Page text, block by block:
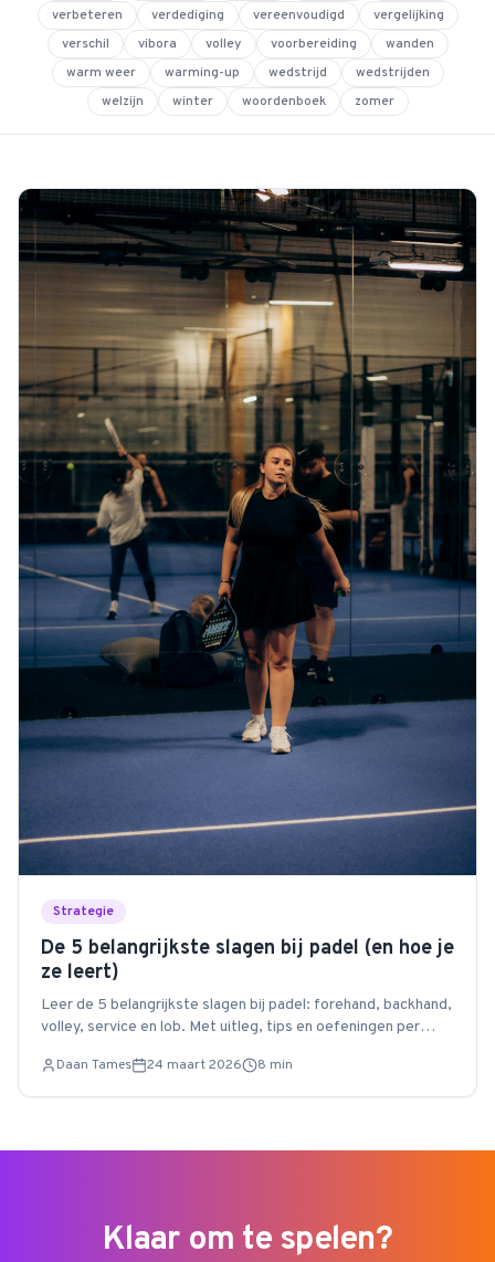
verbeteren
verdediging vereenvoudigd
vergelijking
verschil
vibora volley voorbereiding
wanden
warm weer
warming-up wedstrijd
wedstrijden
welzijn
winter woordenboek zomer
Strategie
De 5 belangrijkste slagen bij padel (en hoe je
ze leert)
Leer de 5 belangrijkste slagen bij padel: forehand, backhand,
volley, service en lob. Met uitleg, tips en oefeningen per
Daan Tames 24 maart 2026 8 min
Klaar om te spelen?